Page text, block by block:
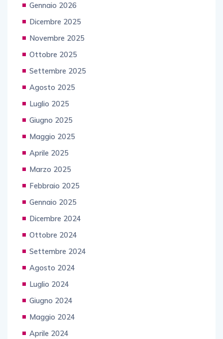
Gennaio 2026
Dicembre 2025
Novembre 2025
Ottobre 2025
Settembre 2025
Agosto 2025
Luglio 2025
Giugno 2025
Maggio 2025
Aprile 2025
Marzo 2025
Febbraio 2025
Gennaio 2025
Dicembre 2024
Ottobre 2024
Settembre 2024
Agosto 2024
Luglio 2024
Giugno 2024
Maggio 2024
Aprile 2024